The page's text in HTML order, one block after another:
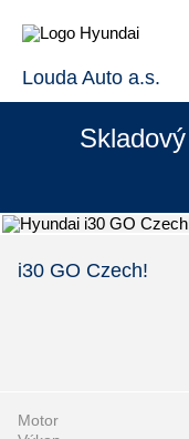
Louda Auto a.s.
i30 GO Czech!
Motor